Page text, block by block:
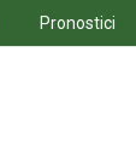
Pronostici